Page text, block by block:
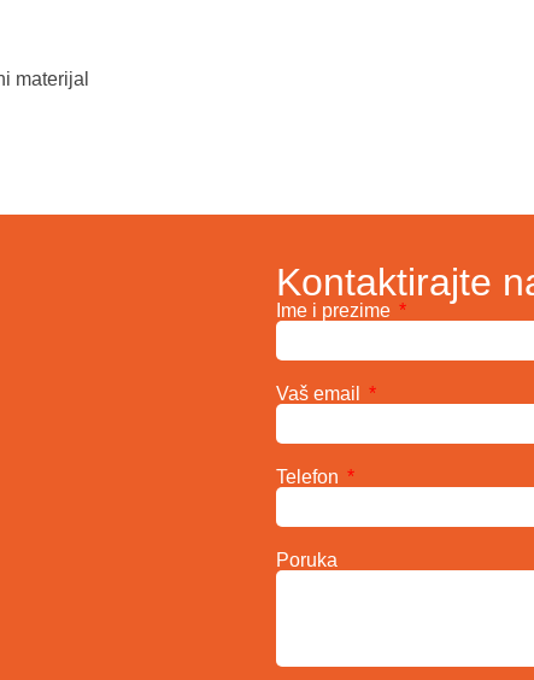
materijal
Kontaktirajte
Ime i prezime
Vaš email
Telefon
Poruka